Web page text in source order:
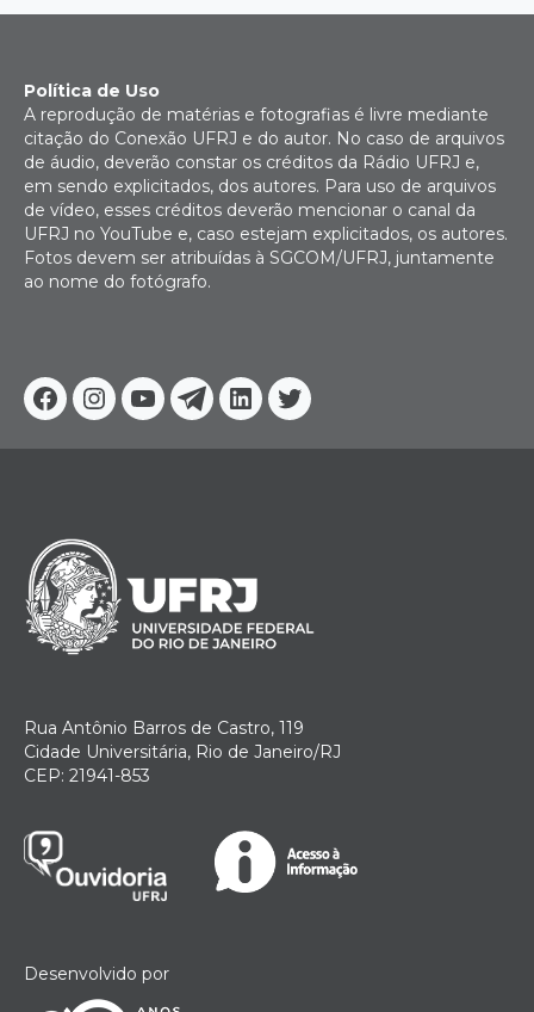
Facebook
Instagram
YoutubeTelegram
Linkedin
Twitter
Política de Uso
A reprodução de matérias e fotografias é livre mediante
citação do Conexão UFRJ e do autor. No caso de arquivos
de áudio, deverão constar os créditos da Rádio UFRJ e,
em sendo explicitados, dos autores. Para uso de arquivos
de vídeo, esses créditos deverão mencionar o canal da
UFRJ no YouTube e, caso estejam explicitados, os autores.
Fotos devem ser atribuídas à SGCOM/UFRJ, juntamente
ao nome do fotógrafo.
Rua Antônio Barros de Castro, 119
Cidade Universitária, Rio de Janeiro/RJ
CEP: 21941-853
Desenvolvido por